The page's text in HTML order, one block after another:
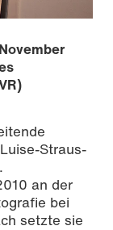
Straus-
an der
bei
setzte sie